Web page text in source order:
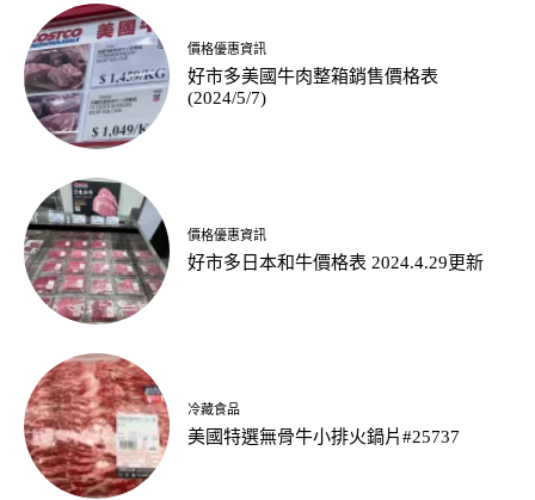
價格優惠資訊
好市多美國牛肉整箱銷售價格表
(2024/5/7)
價格優惠資訊
好市多日本和牛價格表 2024.4.29更新
冷藏食品
美國特選無骨牛小排火鍋片#25737